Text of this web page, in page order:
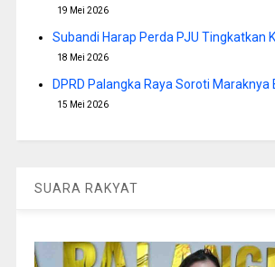
19 Mei 2026
Subandi Harap Perda PJU Tingkatkan
18 Mei 2026
DPRD Palangka Raya Soroti Maraknya
15 Mei 2026
SUARA RAKYAT